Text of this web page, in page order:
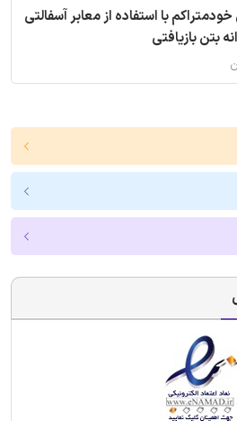
با استفاده از معابر آسفالتی
بتن بازیافتی